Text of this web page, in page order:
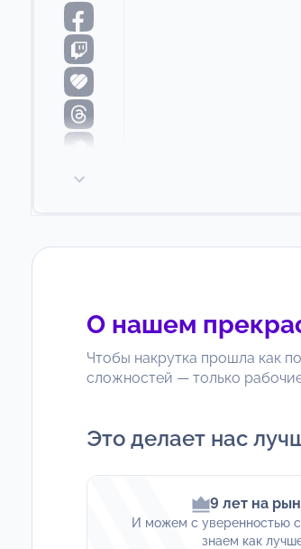
О нашем
Чтобы накрутка прошла как
сложностей — только
Это делает нас
9 лет на
И можем с уверенностью
знаем как